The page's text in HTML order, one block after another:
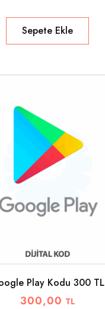
Sepete Ekle
Play Kodu 300 TL
300,00 TL